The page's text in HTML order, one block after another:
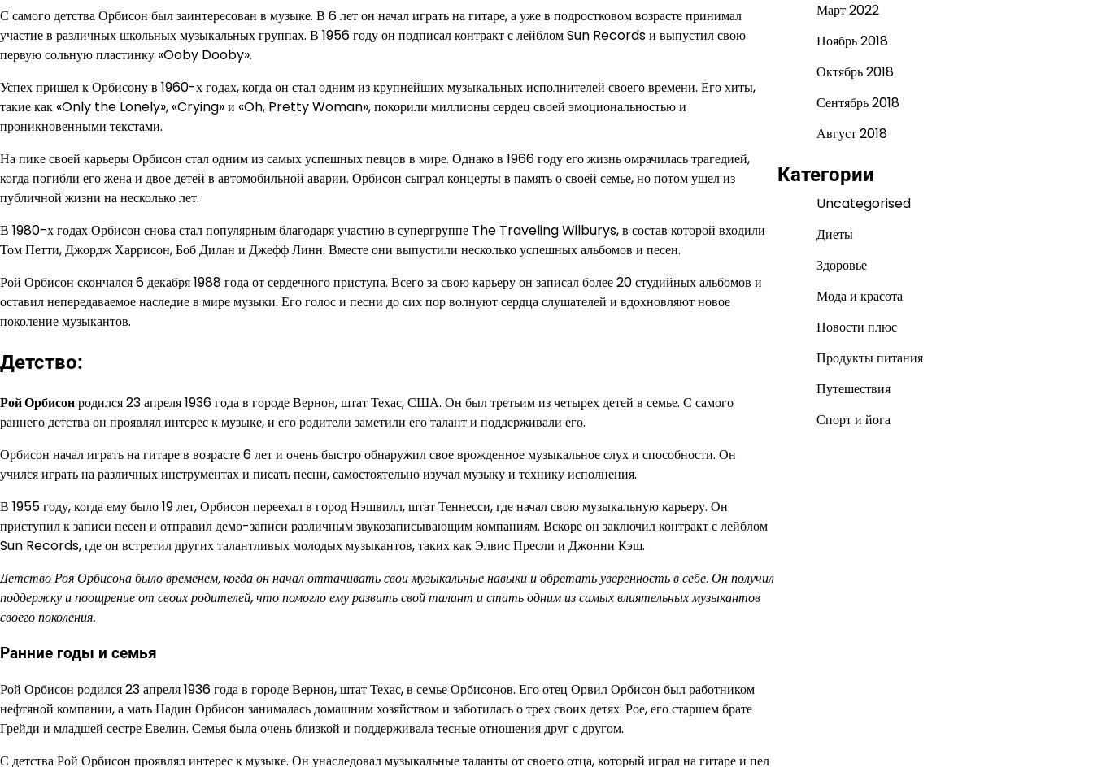
С самого детства Орбисон был заинтересован в музыке. В 6 лет он начал играть на гитаре, а уже в подростковом возрасте принимал
участие в различных школьных музыкальных группах. В 1956 году он подписал контракт с лейблом Sun Records и выпустил свою
первую сольную пластинку «Ooby Dooby».
Успех пришел к Орбисону в 1960-х годах, когда он стал одним из крупнейших музыкальных исполнителей своего времени. Его хиты,
такие как «Only the Lonely», «Crying» и «Oh, Pretty Woman», покорили миллионы сердец своей эмоциональностью и
проникновенными текстами.
На пике своей карьеры Орбисон стал одним из самых успешных певцов в мире. Однако в 1966 году его жизнь омрачилась трагедией,
когда погибли его жена и двое детей в автомобильной аварии. Орбисон сыграл концерты в память о своей семье, но потом ушел из
публичной жизни на несколько лет.
В 1980-х годах Орбисон снова стал популярным благодаря участию в супергруппе The Traveling Wilburys, в состав которой входили
Том Петти, Джордж Харрисон, Боб Дилан и Джефф Линн. Вместе они выпустили несколько успешных альбомов и песен.
Рой Орбисон скончался 6 декабря 1988 года от сердечного приступа. Всего за свою карьеру он записал более 20 студийных альбомов и
оставил непередаваемое наследие в мире музыки. Его голос и песни до сих пор волнуют сердца слушателей и вдохновляют новое
поколение музыкантов.
Детство:
Рой Орбисонродился 23 апреля 1936 года в городе Вернон, штат Техас, США. Он был третьим из четырех детей в семье. С самого
раннего детства он проявлял интерес к музыке, и его родители заметили его талант и поддерживали его.
Орбисон начал играть на гитаре в возрасте 6 лет и очень быстро обнаружил свое врожденное музыкальное слух и способности. Он
учился играть на различных инструментах и писать песни, самостоятельно изучал музыку и технику исполнения.
В 1955 году, когда ему было 19 лет, Орбисон переехал в город Нэшвилл, штат Теннесси, где начал свою музыкальную карьеру. Он
приступил к записи песен и отправил демо-записи различным звукозаписывающим компаниям. Вскоре он заключил контракт с лейблом
Sun Records, где он встретил других талантливых молодых музыкантов, таких как Элвис Пресли и Джонни Кэш.
Детство Роя Орбисона было временем, когда он начал оттачивать свои музыкальные навыки и обретать уверенность в себе. Он получил
поддержку и поощрение от своих родителей, что помогло ему развить свой талант и стать одним из самых влиятельных музыкантов
своего поколения.
Ранние годы и семья
Рой Орбисон родился 23 апреля 1936 года в городе Вернон, штат Техас, в семье Орбисонов. Его отец Орвил Орбисон был работником
нефтяной компании, а мать Надин Орбисон занималась домашним хозяйством и заботилась о трех своих детях: Рое, его старшем брате
Грейди и младшей сестре Евелин. Семья была очень близкой и поддерживала тесные отношения друг с другом.
С детства Рой Орбисон проявлял интерес к музыке. Он унаследовал музыкальные таланты от своего отца, который играл на гитаре и пел
Март 2022
Ноябрь 2018
Октябрь 2018
Сентябрь 2018
Август 2018
Категории
Uncategorised
Диеты
Здоровье
Мода и красота
Новости плюс
Продукты питания
Путешествия
Спорт и йога